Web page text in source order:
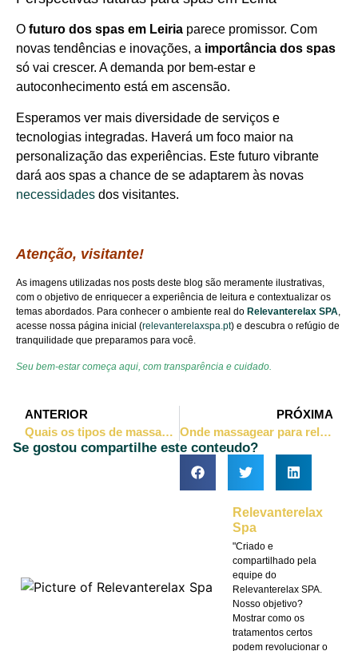
O futuro dos spas em Leiria parece promissor. Com
novas tendências e inovações, a importância dos spas
só vai crescer. A demanda por bem-estar e
autoconhecimento está em ascensão.
Esperamos ver mais diversidade de serviços e
tecnologias integradas. Haverá um foco maior na
personalização das experiências. Este futuro vibrante
dará aos spas a chance de se adaptarem às novas
necessidades dos visitantes.
Atenção, visitante!
As imagens utilizadas nos posts deste blog são meramente ilustrativas,
com o objetivo de enriquecer a experiência de leitura e contextualizar os
temas abordados. Para conhecer o ambiente real do Relevanterelax SPA,
acesse nossa página inicial (relevanterelaxspa.pt) e descubra o refúgio de
tranquilidade que preparamos para você.
Seu bem-estar começa aqui, com transparência e cuidado.
ANTERIOR
Quais os tipos de massagens mais comuns nos dias de hoje?
PRÓXIMA
Onde massagear para relaxar os pés?
Se gostou compartilhe este conteudo?
Relevanterelax
Spa
"Criado e
compartilhado pela
equipe do
Relevanterelax SPA.
Nosso objetivo?
Mostrar como os
tratamentos certos
podem revolucionar o